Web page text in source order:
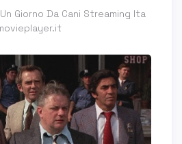
Giorno Da Cani Streaming Ita